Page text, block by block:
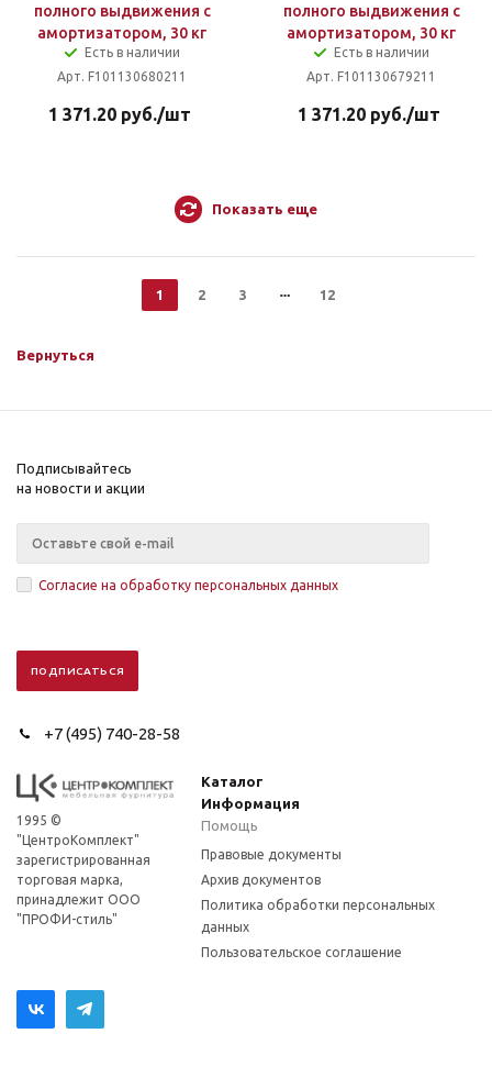
полного выдвижения с
амортизатором, 30 кг
Есть в наличии
Арт. F101130680211
1 371.20 руб./шт
полного выдвижения с
амортизатором, 30 кг
Есть в наличии
Арт. F101130679211
1 371.20 руб./шт
Показать еще
1 2 3 12
Вернуться
Подписывайтесь
на новости и акции
Согласие на обработку персональных данных
+7 (495) 740-28-58
1995 ©
"ЦентроКомплект"
зарегистрированная
торговая марка,
принадлежит ООО
"ПРОФИ-стиль"
Каталог
Информация
Помощь
Правовые документы
Архив документов
Политика обработки персональных
данных
Пользовательское соглашение